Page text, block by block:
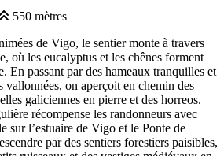
550 mètres
de Vigo, le sentier monte à travers
où les eucalyptus et les chênes forment
En passant par des hameaux tranquilles et
vallonnées, on aperçoit en chemin des
galiciennes en pierre et des horreos.
récompense les randonneurs avec
sur l’estuaire de Vigo et le Ponte de
par des sentiers forestiers paisibles,